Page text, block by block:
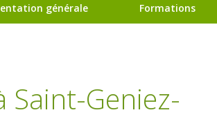
générale Formations
Saint-Geniez-